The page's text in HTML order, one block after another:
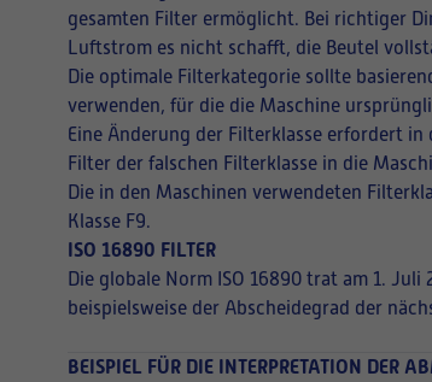
gesamten Filter ermöglicht. Bei richtiger
Luftstrom es nicht schafft, die Beutel
Die optimale Filterkategorie sollte
verwenden, für die die Maschine
Eine Änderung der Filterklasse erfordert
Filter der falschen Filterklasse in die
Die in den Maschinen verwendeten
Klasse F9.
ISO 16890 FILTER
Die globale Norm ISO 16890 trat am 1.
beispielsweise der Abscheidegrad der
BEISPIEL FÜR DIE INTERPRETATION DER